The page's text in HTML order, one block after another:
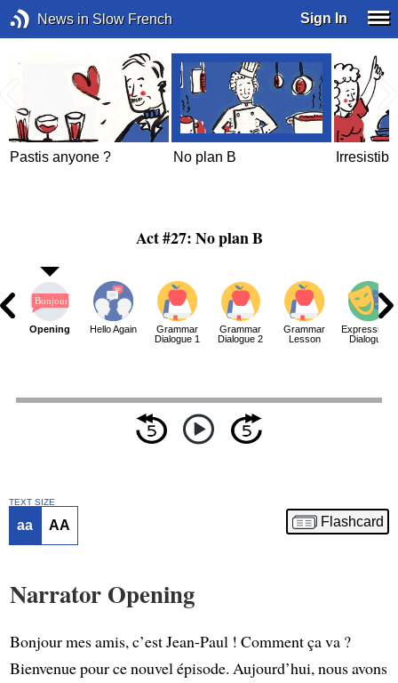
News in Slow French Sign In
Pastis anyone ? No plan B
Act #27: No plan B
Opening Hello Again
Grammar
Dialogue 1
Grammar
Dialogue 2
Grammar
Lesson
Expressions
Dialogue
TEXT SIZE
aa AA Flashcard
Narrator Opening
Bonjour mes amis, c’est Jean-Paul ! Comment ça va ?
Bienvenue pour ce nouvel épisode. Aujourd’hui, nous avons